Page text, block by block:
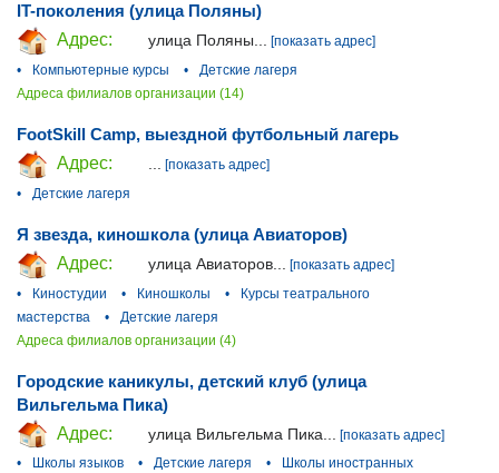
IT-поколения (улица Поляны)
Адрес:
улица Поляны... [показать адрес]
•
Компьютерные курсы •
Детские лагеря
Адреса филиалов организации (14)
FootSkill Camp, выездной футбольный лагерь
Адрес:
[показать адрес]
•
Детские лагеря
Я звезда, киношкола (улица Авиаторов)
Адрес:
улица Авиаторов...
[показать адрес]
•
Киностудии • Киношколы •
Курсы театрального
мастерства
•
Детские лагеря
Адреса филиалов организации (4)
Городские каникулы, детский клуб (улица
Вильгельма Пика)
Адрес:
улица Вильгельма Пика...
[показать адрес]
•
Школы языков • Детские лагеря •
Школы иностранных